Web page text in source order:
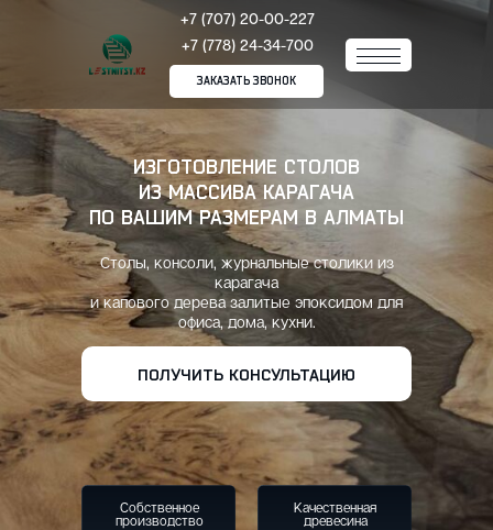
+7 (778) 24-34-700
+7 (707) 20-00-227
ЗАКАЗАТЬ ЗВОНОК
ИЗГОТОВЛЕНИЕ СТОЛОВ
ИЗ МАССИВА КАРАГАЧА
ПО ВАШИМ РАЗМЕРАМ В АЛМАТЫ
Столы, консоли, журнальные столики из
карагача
и капового дерева залитые эпоксидом для
офиса, дома, кухни.
ПОЛУЧИТЬ КОНСУЛЬТАЦИЮ
Собственное
производство
Качественная
древесина